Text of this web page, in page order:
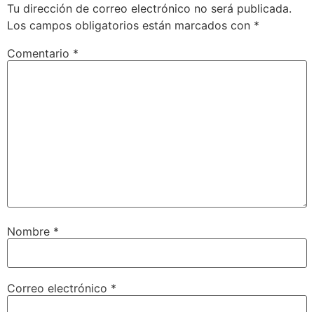
Tu dirección de correo electrónico no será publicada.
Los campos obligatorios están marcados con *
Comentario *
Nombre *
Correo electrónico *